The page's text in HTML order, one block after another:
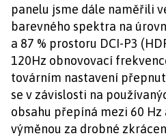
panelu jsme dále naměřili
barevného spektra na
a 87 % prostoru DCI-P3
120Hz obnovovací
továrním nastavení
se v závislosti na
obsahu přepíná mezi 60 Hz
výměnou za drobné